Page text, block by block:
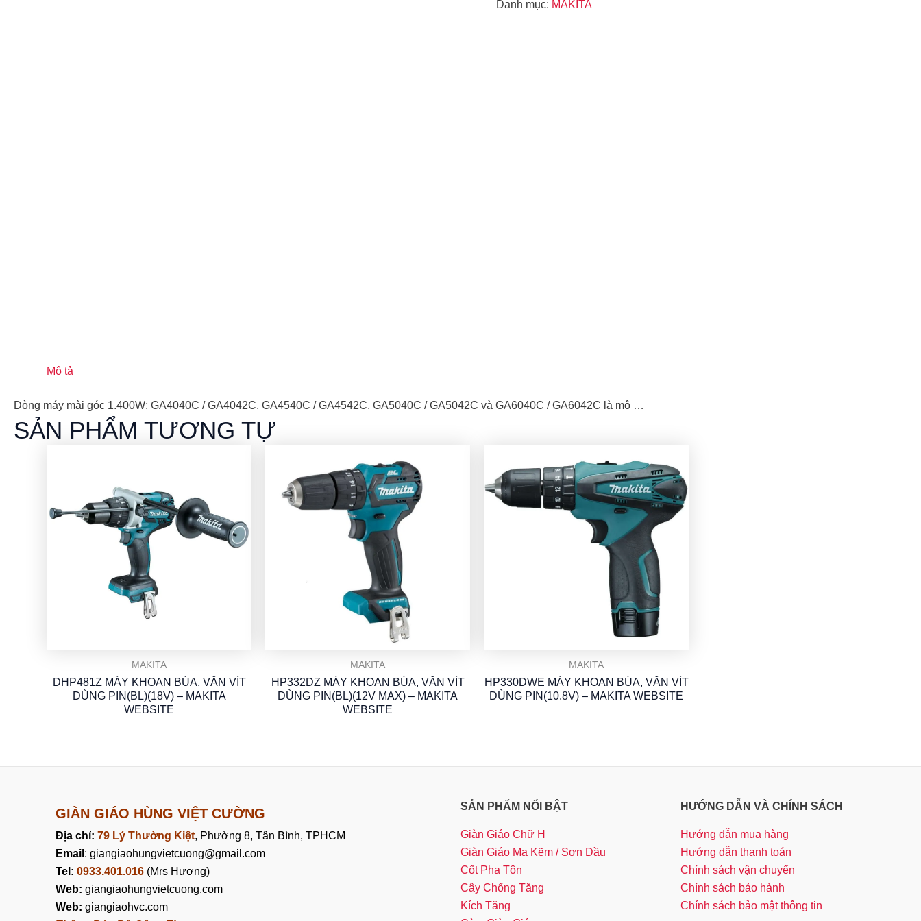
Danh mục: MAKITA
Mô tả
Dòng máy mài góc 1.400W; GA4040C / GA4042C, GA4540C / GA4542C, GA5040C / GA5042C và GA6040C / GA6042C là mô …
SẢN PHẨM TƯƠNG TỰ
MAKITA
DHP481Z MÁY KHOAN BÚA, VẶN VÍT
DÙNG PIN(BL)(18V) – MAKITA
WEBSITE
MAKITA
HP332DZ MÁY KHOAN BÚA, VẶN VÍT
DÙNG PIN(BL)(12V MAX) – MAKITA
WEBSITE
MAKITA
HP330DWE MÁY KHOAN BÚA, VẶN VÍT
DÙNG PIN(10.8V) – MAKITA WEBSITE
GIÀN GIÁO HÙNG VIỆT CƯỜNG
Địa chỉ: 79 Lý Thường Kiệt, Phường 8, Tân Bình, TPHCM
Email : giangiaohungvietcuong@gmail.com
Tel: 0933.401.016(Mrs Hương)
Web: giangiaohungvietcuong.com
Web: giangiaohvc.com
SẢN PHẨM NỔI BẬT
Giàn Giáo Chữ H
Giàn Giáo Mạ Kẽm / Sơn Dầu
Cốt Pha Tôn
Cây Chống Tăng
Kích Tăng
HƯỚNG DẪN VÀ CHÍNH SÁCH
Hướng dẫn mua hàng
Hướng dẫn thanh toán
Chính sách vận chuyển
Chính sách bảo hành
Chính sách bảo mật thông tin